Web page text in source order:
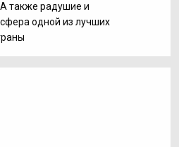
также радушие и
одной из лучших